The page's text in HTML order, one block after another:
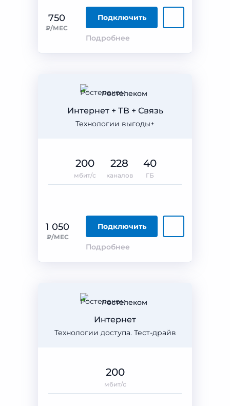
750
₽/МЕС
Подключить
Подробнее
Ростелеком
Технологии выгоды+
Интернет + ТВ + Связь
1 050
₽/МЕС
Подключить
Подробнее
200
мбит/с
228
каналов
40
ГБ
Ростелеком
Технологии доступа. Тест-драйв
Интернет
200
мбит/с